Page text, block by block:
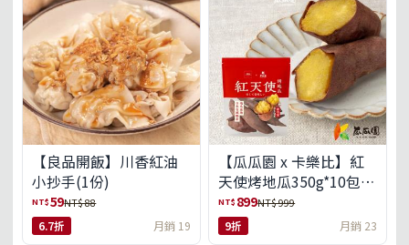
【良品開飯】川香紅油
小抄手(1份)
NT$59NT$ 88
6.7折 月銷 19
【瓜瓜園 x 卡樂比】紅
天使烤地瓜350g*10包
(免運組)
NT$ 899NT$ 999
9折 月銷 23